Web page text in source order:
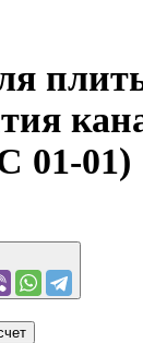
01-01)